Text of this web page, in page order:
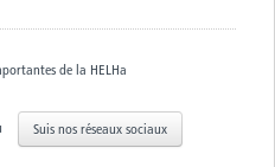
de la HELHa
Suis nos réseaux sociaux